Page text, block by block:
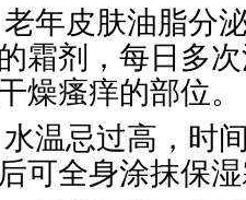
皮肤油脂分泌
霜剂，每日多
燥瘙痒的部位。
忌过高，时间
可全身涂抹保